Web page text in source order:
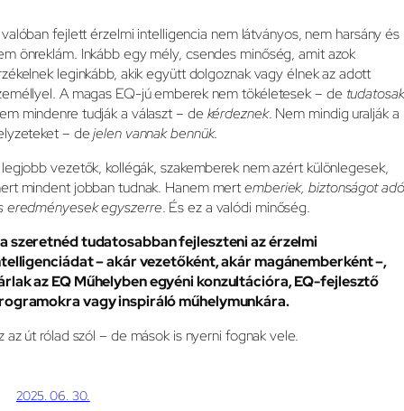
fejlett érzelmi intelligencia nem látványos, nem harsány és
önreklám. Inkább egy mély, csendes minőség, amit azok
leginkább, akik együtt dolgoznak vagy élnek az adott
A magas EQ-jú emberek nem tökéletesek – de tudatosak
mindenre tudják a választ – de kérdeznek. Nem mindig uralják a
– dejelen vannak bennük.
vezetők, kollégák, szakemberek nem azért különlegesek,
mindent jobban tudnak. Hanem mertemberiek, biztonságot
eredményesek egyszerre. És ez a valódi minőség.
szeretnéd tudatosabban fejleszteni az érzelmi
– akár vezetőként, akár magánemberként –,
az EQ Műhelyben egyéni konzultációra, EQ-fejlesztő
vagy inspiráló műhelymunkára.
az út rólad szól – de mások is nyerni fognak vele.
2025. 06. 30.